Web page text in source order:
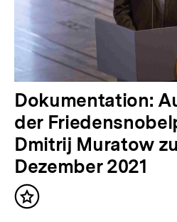
n
a
l
t
:
N
ä
c
h
s
t
Dokumentation:
der
Dmitrij Muratow
Dezember 2021
Inhalt